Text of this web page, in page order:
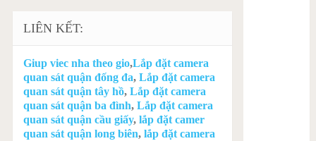
LIÊN KẾT:
Giup viec nha theo gio,Lắp đặt camera
quan sát quận đống đa, Lắp đặt camera
quan sát quận tây hồ, Lắp đặt camera
quan sát quận ba đình, Lắp đặt camera
quan sát quận cầu giấy, lắp đặt camer
quan sát quận long biên, lắp đặt camera